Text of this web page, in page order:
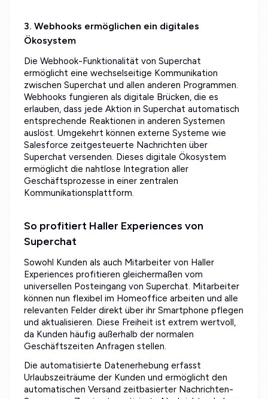
3. Webhooks ermöglichen ein digitales
Ökosystem
Die Webhook-Funktionalität von Superchat
ermöglicht eine wechselseitige Kommunikation
zwischen Superchat und allen anderen Programmen.
Webhooks fungieren als digitale Brücken, die es
erlauben, dass jede Aktion in Superchat automatisch
entsprechende Reaktionen in anderen Systemen
auslöst. Umgekehrt können externe Systeme wie
Salesforce zeitgesteuerte Nachrichten über
Superchat versenden. Dieses digitale Ökosystem
ermöglicht die nahtlose Integration aller
Geschäftsprozesse in einer zentralen
Kommunikationsplattform.
So profitiert Haller Experiences von
Superchat
Sowohl Kunden als auch Mitarbeiter von Haller
Experiences profitieren gleichermaßen vom
universellen Posteingang von Superchat. Mitarbeiter
können nun flexibel im Homeoffice arbeiten und alle
relevanten Felder direkt über ihr Smartphone pflegen
und aktualisieren. Diese Freiheit ist extrem wertvoll,
da Kunden häufig außerhalb der normalen
Geschäftszeiten Anfragen stellen.
Die automatisierte Datenerhebung erfasst
Urlaubszeiträume der Kunden und ermöglicht den
automatischen Versand zeitbasierter Nachrichten-